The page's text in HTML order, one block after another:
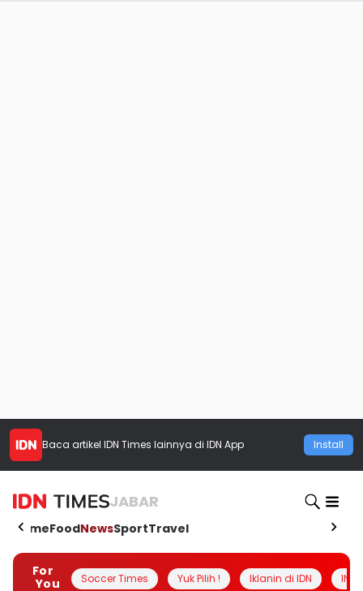
Baca artikel IDN Times lainnya di IDN App Install
JABAR
HomeFoodNewsSportTravel
For
You
Soccer Times Yuk Pilih ! Iklanin di IDN